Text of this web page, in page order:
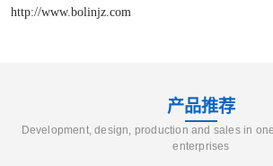
http://www.bolinjz.com
产品推荐
Development, design, production and sales in
enterprises